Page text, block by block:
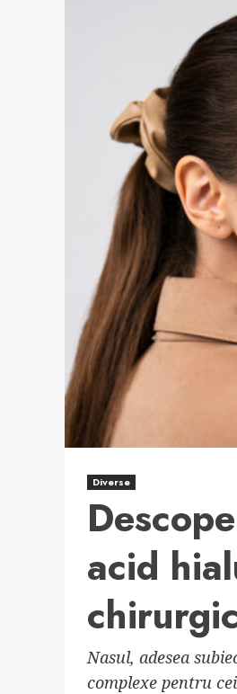
Diverse
acid
Nasul, adesea
complexe pentru